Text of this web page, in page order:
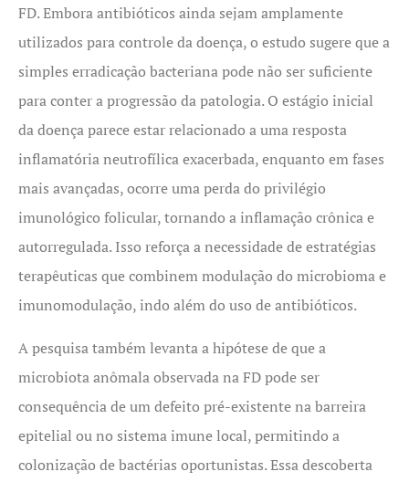
FD. Embora antibióticos ainda sejam amplamente
utilizados para controle da doença, o estudo sugere que a
simples erradicação bacteriana pode não ser suficiente
para conter a progressão da patologia. O estágio inicial
da doença parece estar relacionado a uma resposta
inflamatória neutrofílica exacerbada, enquanto em fases
mais avançadas, ocorre uma perda do privilégio
imunológico folicular, tornando a inflamação crônica e
autorregulada. Isso reforça a necessidade de estratégias
terapêuticas que combinem modulação do microbioma e
imunomodulação, indo além do uso de antibióticos.
A pesquisa também levanta a hipótese de que a
microbiota anômala observada na FD pode ser
consequência de um defeito pré-existente na barreira
epitelial ou no sistema imune local, permitindo a
colonização de bactérias oportunistas. Essa descoberta